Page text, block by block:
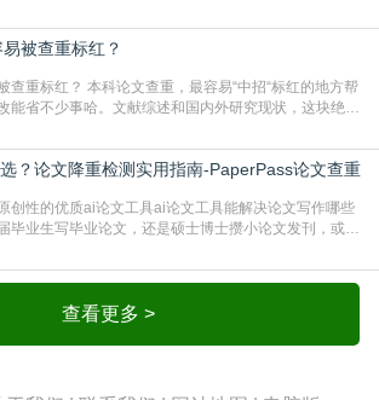
方括号编号、与正文一一对应，著录项符合GB/T
、年、卷期、页码齐全，标点用半角）；查重系统识别
用，
被查重标红？
容易“中招“标红的地方帮
能省不少事哈。文献综述和国内外研究现状，这块绝对
直接复制百度百科、教材或别人写好的综述段落，系统
研究背景、意义和方法描述也是不可避免，比如“本文采
软件进行数据分
？论文降重检测实用指南-PaperPass论文查重
创性的优质ai论文工具ai论文工具能解决论文写作哪些
毕业生写毕业论文，还是硕士博士攒小论文发刊，或是
几个大夜不说，还经常改不到点上，交上去才发现重复
现在有了成熟的ai论文工具，这些痛点基本都能高效解
不止能帮你梳查看更多 >